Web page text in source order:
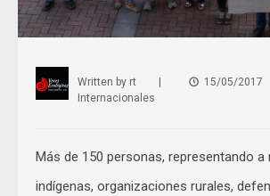
Written by rt 15/05/2017
Internacionales
Más de 150 personas, representando a
indígenas, organizaciones rurales,